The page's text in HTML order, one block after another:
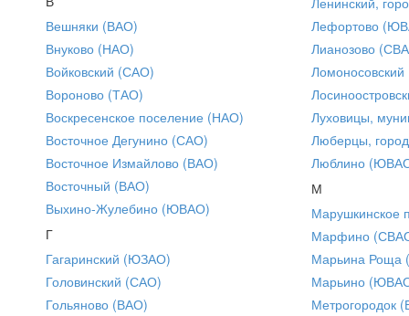
Вешняки (ВАО)
Внуково (НАО)
Войковский (САО)
Вороново (ТАО)
Воскресенское поселение (НАО)
Восточное Дегунино (САО)
Восточное Измайлово (ВАО)
Восточный (ВАО)
Выхино-Жулебино (ЮВАО)
Г
Гагаринский (ЮЗАО)
Головинский (САО)
Гольяново (ВАО)
Лефортово
Лианозово
Луховицы,
Люберцы,
Люблино
М
Марушкинское
Марфино
Марьина Роща
Марьино
Метрогородок